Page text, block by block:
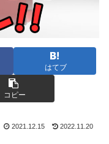
はてブ
コピー
2021.12.15 2022.11.20